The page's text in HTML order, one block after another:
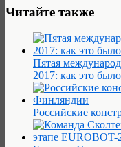
Читайте также
Пятая
2017: как это было
Российские